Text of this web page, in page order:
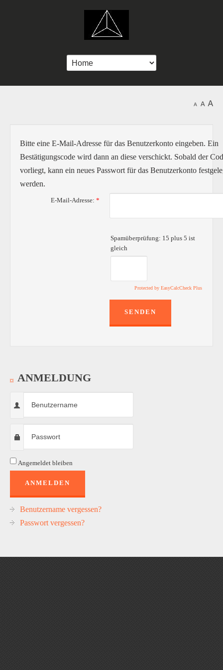
Bitte eine E-Mail-Adresse für das Benutzerkonto eingeben. Ein
Bestätigungscode wird dann an diese verschickt. Sobald der
vorliegt, kann ein neues Passwort für das Benutzerkonto
werden.
E-Mail-Adresse: *
Spamüberprüfung: 15 plus 5 ist
gleich
Protected by EasyCalcCheck Plus
SENDEN
ANMELDUNG
Angemeldet bleiben
ANMELDEN
Benutzername vergessen?
Passwort vergessen?